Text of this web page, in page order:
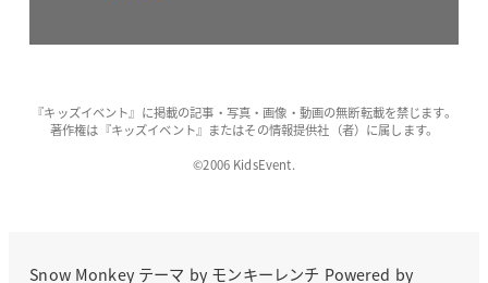
『キッズイベント』に掲載の記事・写真・画像・動画の無断転載を禁じます。
著作権は『キッズイベント』またはその情報提供社（者）に属します。
©2006 KidsEvent.
Snow Monkeyテーマ by モンキーレンチ Powered by